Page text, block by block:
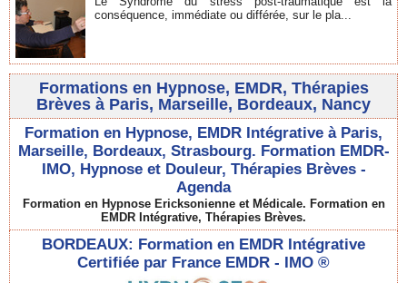
conséquence, immédiate ou différée, sur le pla...
Formations en Hypnose, EMDR, Thérapies
Brèves à Paris, Marseille, Bordeaux, Nancy
Formation en Hypnose, EMDR Intégrative à Paris,
Marseille, Bordeaux, Strasbourg. Formation EMDR-
IMO, Hypnose et Douleur, Thérapies Brèves -
Agenda
Formation en Hypnose Ericksonienne et Médicale. Formation en
EMDR Intégrative, Thérapies Brèves.
BORDEAUX: Formation en EMDR Intégrative
Certifiée par France EMDR - IMO ®